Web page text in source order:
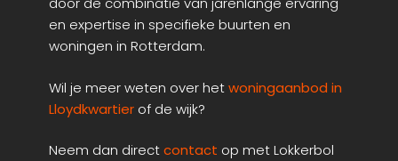
en expertise in specifieke buurten en
woningen in Rotterdam.
Wil je meer weten over hetwoningaanbod in
Lloydkwartier of de wijk?
Neem dan directcontact op met Lokkerbol